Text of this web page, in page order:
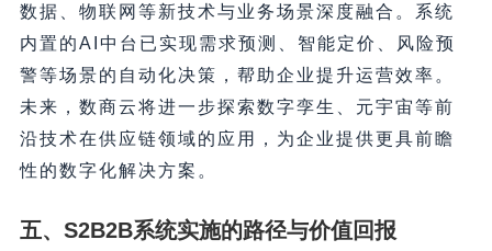
数据、物联网等新技术与业务场景深度融合。系统
内置的AI中台已实现需求预测、智能定价、风险预
警等场景的自动化决策，帮助企业提升运营效率。
未来，数商云将进一步探索数字孪生、元宇宙等前
沿技术在供应链领域的应用，为企业提供更具前瞻
性的数字化解决方案。
五、S2B2B系统实施的路径与价值回报